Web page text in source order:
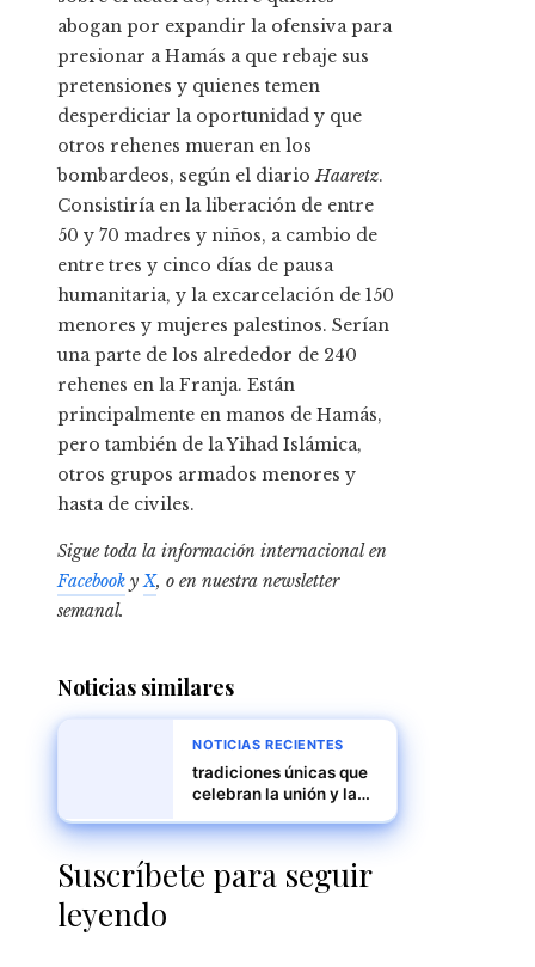
abogan por expandir la ofensiva para
presionar a Hamás a que rebaje sus
pretensiones y quienes temen
desperdiciar la oportunidad y que
otros rehenes mueran en los
bombardeos, según el diarioHaaretz.
Consistiría en la liberación de entre
50 y 70 madres y niños, a cambio de
entre tres y cinco días de pausa
humanitaria, y la excarcelación de 150
menores y mujeres palestinos. Serían
una parte de los alrededor de 240
rehenes en la Franja. Están
principalmente en manos de Hamás,
pero también de la Yihad Islámica,
otros grupos armados menores y
hasta de civiles.
Sigue toda la información internacional en
Facebook yX, o en nuestra newsletter
semanal.
Noticias similares
NOTICIAS RECIENTES
tradiciones únicas que
celebran la unión y la
Suscríbete para seguir
leyendo